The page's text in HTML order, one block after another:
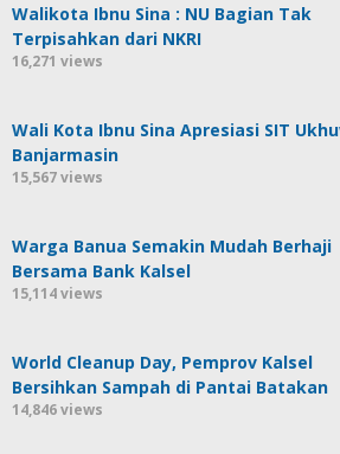
Walikota Ibnu Sina : NU Bagian Tak
Terpisahkan dari NKRI
16,271 views
Wali Kota Ibnu Sina Apresiasi SIT
Banjarmasin
15,567 views
Warga Banua Semakin Mudah Berhaji
Bersama Bank Kalsel
15,114 views
World Cleanup Day, Pemprov Kalsel
Bersihkan Sampah di Pantai Batakan
14,846 views